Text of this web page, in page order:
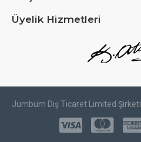
Üyelik Hizmetleri
Jumbum Dış Ticaret Limited Şirketi